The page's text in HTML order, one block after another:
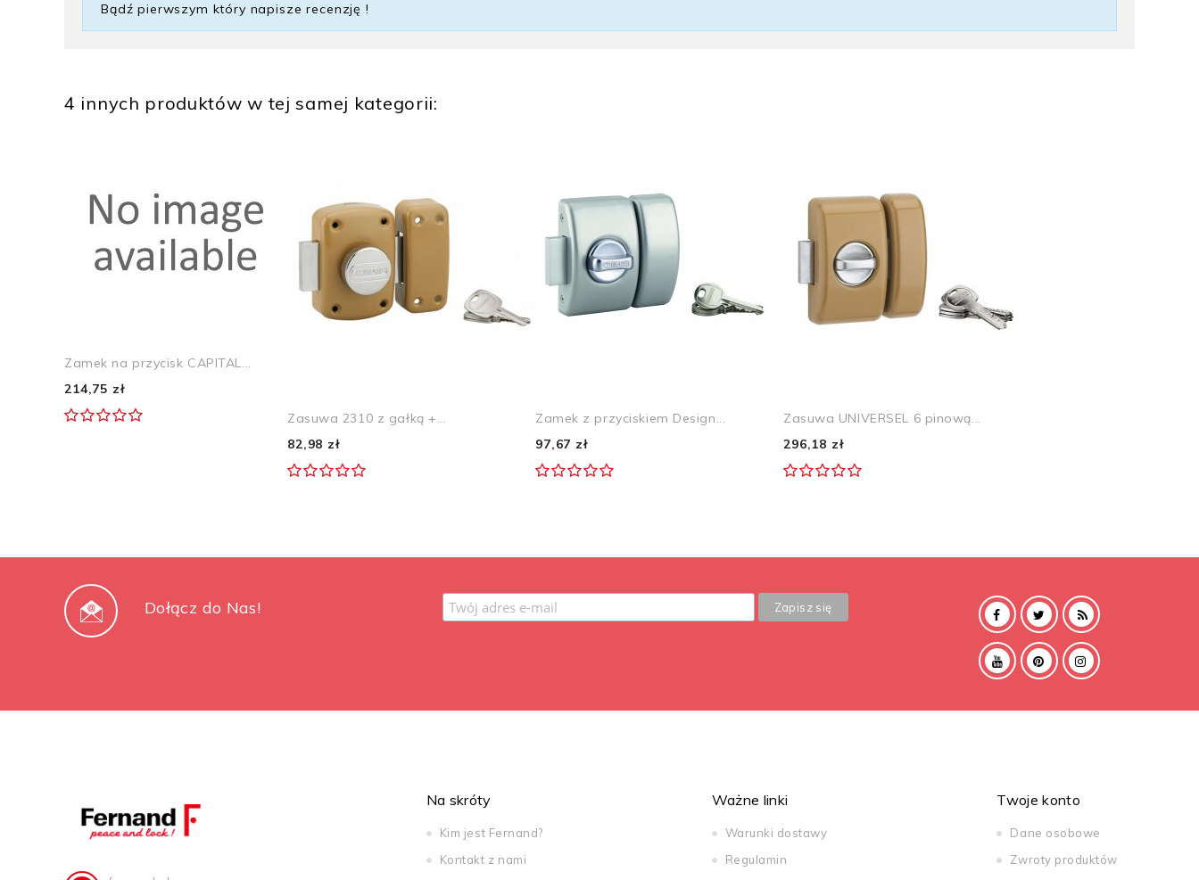
Bądź pierwszym który napisze recenzję !
4 innych produktów w tej samej kategorii:
Zamek na przycisk CAPITAL...
214,75 zł
Zasuwa 2310 z gałką +...
82,98 zł
Zamek z przyciskiem Design...
97,67 zł
Zasuwa UNIVERSEL 6 pinową...
296,18 zł
Dołącz do Nas!
Na skróty
Kim jest Fernand?
Kontakt z nami
Ważne linki
Warunki dostawy
Regulamin
Twoje konto
Dane osobowe
Zwroty produktów